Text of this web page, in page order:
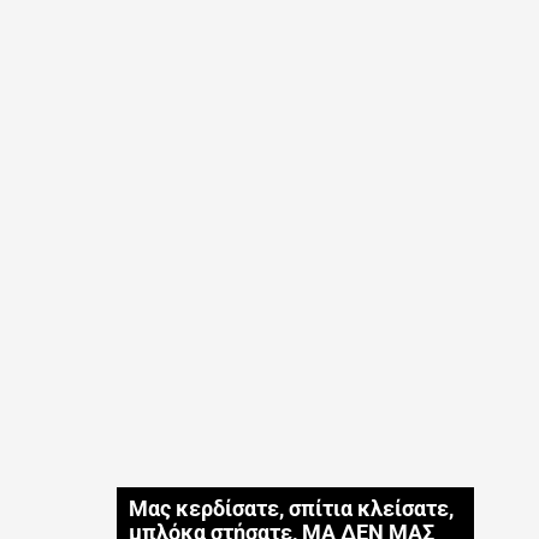
Μας κερδίσατε, σπίτια κλείσατε,
μπλόκα στήσατε, ΜΑ ΔΕΝ ΜΑΣ